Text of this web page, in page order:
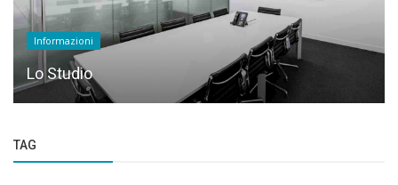
Informazioni
Lo Studio
TAG